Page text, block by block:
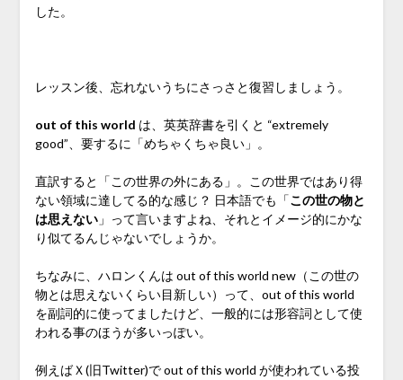
した。
レッスン後、忘れないうちにさっさと復習しましょう。
out of this world は、英英辞書を引くと “extremely
good”、要するに「めちゃくちゃ良い」。
直訳すると「この世界の外にある」。この世界ではあり得
ない領域に達してる的な感じ？ 日本語でも「この世の物と
は思えない」って言いますよね、それとイメージ的にかな
り似てるんじゃないでしょうか。
ちなみに、ハロンくんは out of this world new（この世の
物とは思えないくらい目新しい）って、out of this world
を副詞的に使ってましたけど、一般的には形容詞として使
われる事のほうが多いっぽい。
例えばＸ(旧Twitter)で out of this world が使われている投